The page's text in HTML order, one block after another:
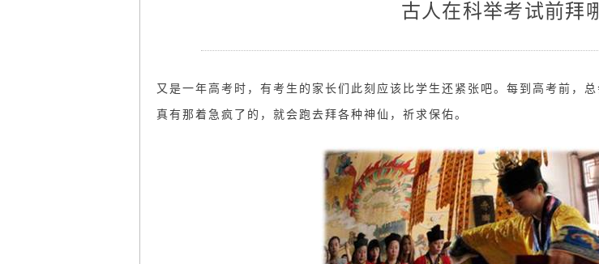
古人在科举考试前拜
又是一年高考时，有考生的家长们此刻应该比学生还紧张吧。每到高考前，
真有那着急疯了的，就会跑去拜各种神仙，祈求保佑。